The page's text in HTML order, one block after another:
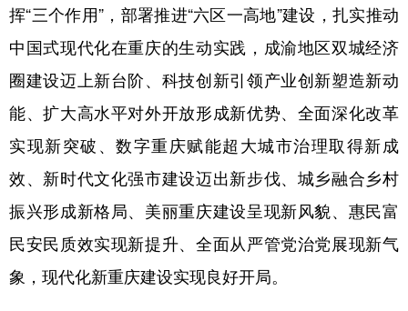
挥“三个作用”，部署推进“六区一高地”建设，扎实推动
中国式现代化在重庆的生动实践，成渝地区双城经济
圈建设迈上新台阶、科技创新引领产业创新塑造新动
能、扩大高水平对外开放形成新优势、全面深化改革
实现新突破、数字重庆赋能超大城市治理取得新成
效、新时代文化强市建设迈出新步伐、城乡融合乡村
振兴形成新格局、美丽重庆建设呈现新风貌、惠民富
民安民质效实现新提升、全面从严管党治党展现新气
象，现代化新重庆建设实现良好开局。